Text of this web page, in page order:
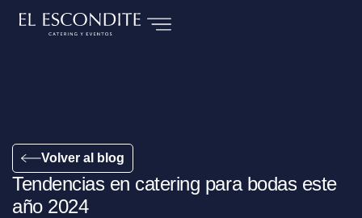
Volver al blog
Tendencias en catering para bodas este
año 2024